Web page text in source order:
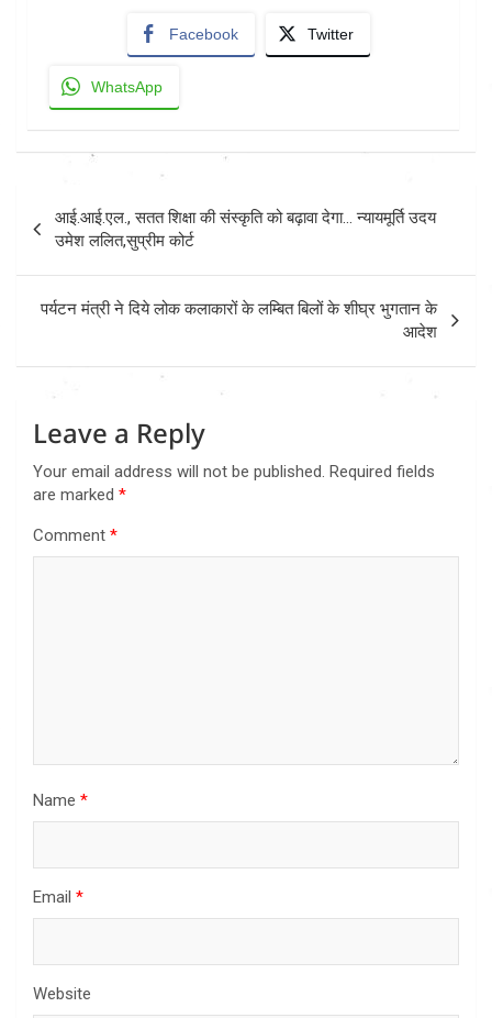
Facebook Twitter
WhatsApp
navigation
आई.आई.एल., सतत शिक्षा की संस्कृति को बढ़ावा देगा… न्यायमूर्ति उदय
उमेश ललित,सुप्रीम कोर्ट
पर्यटन मंत्री ने दिये लोक कलाकारों के लम्बित बिलों के शीघ्र भुगतान के
आदेश
Leave a Reply
Your email address will not be published. Required fields
are marked *
Comment *
Name *
Email *
Website